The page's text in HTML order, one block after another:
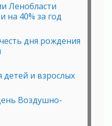
Ленобласти
на 40% за год
дня рождения
детей и взрослых
Воздушно-